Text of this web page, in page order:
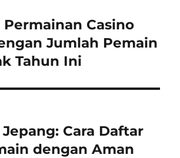
Permainan Casino
Jumlah Pemain
Tahun Ini
Cara Daftar
dengan Aman